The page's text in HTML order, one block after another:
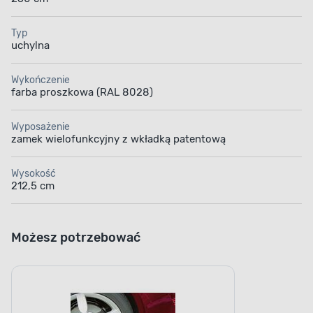
patentową
Typ
uchylna
Wykończenie
farba proszkowa (RAL 8028)
Wyposażenie
zamek wielofunkcyjny z wkładką patentową
Wysokość
212,5 cm
Możesz potrzebować